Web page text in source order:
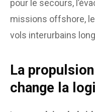
pour le secours,
missions offshore,
vols interurbains
La
change la